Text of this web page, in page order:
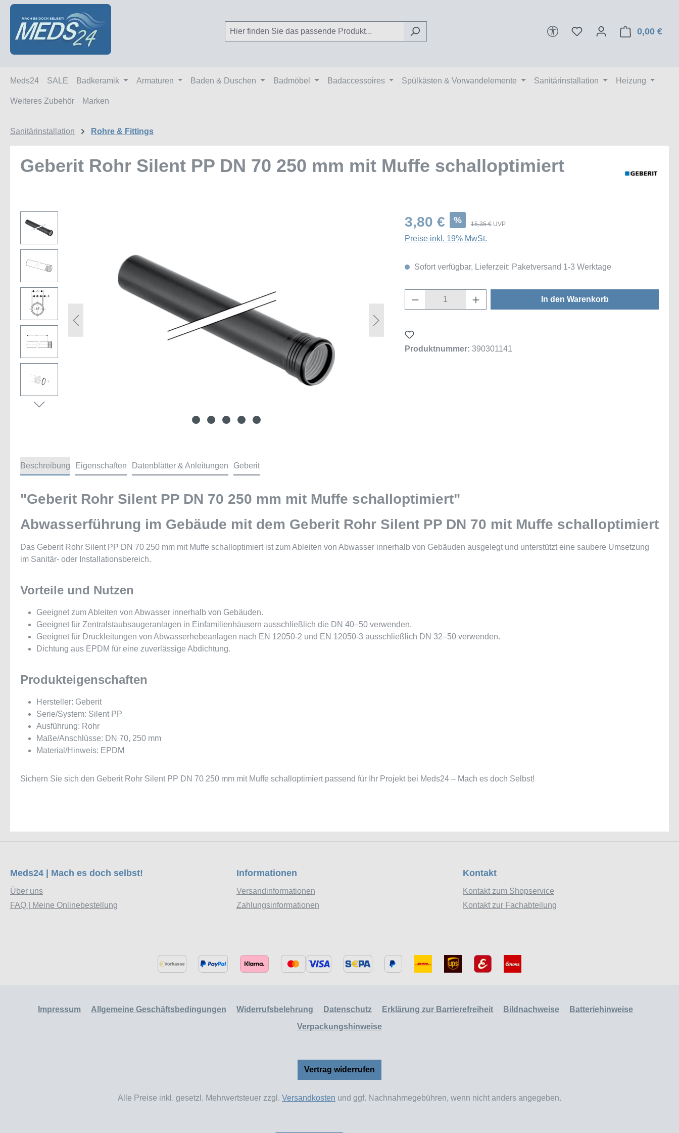
Hauptinhalt springen
Zur Suche springen
Zur Hauptnavigation springen
Werkzeugleiste anzeigen
0,00 €
Meds24 SALE Badkeramik Armaturen Baden & Duschen Badmöbel Badaccessoires Spülkästen & Vorwandelemente Sanitärinstallation Heizung
Weiteres Zubehör Marken
Sanitärinstallation Rohre & Fittings
Geberit Rohr Silent PP DN 70 250 mm mit Muffe schalloptimiert
3,80 € % 15,35 € UVP
Preise inkl. 19% MwSt.
Sofort verfügbar, Lieferzeit: Paketversand 1-3 Werktage
Produkt Anzahl: Gib den gewünschten Wert ein
In den Warenkorb
Produktnummer: 390301141
Beschreibung Eigenschaften Datenblätter & Anleitungen Geberit
"Geberit Rohr Silent PP DN 70 250 mm mit Muffe schalloptimiert"
Abwasserführung im Gebäude mit dem Geberit Rohr Silent PP DN 70 mit Muffe schalloptimiert
Das Geberit Rohr Silent PP DN 70 250 mm mit Muffe schalloptimiert ist zum Ableiten von Abwasser innerhalb von Gebäuden ausgelegt und unterstützt eine saubere Umsetzung
im Sanitär- oder Installationsbereich.
Vorteile und Nutzen
Geeignet zum Ableiten von Abwasser innerhalb von Gebäuden.
Geeignet für Zentralstaubsaugeranlagen in Einfamilienhäusern ausschließlich die DN 40–50 verwenden.
Geeignet für Druckleitungen von Abwasserhebeanlagen nach EN 12050-2 und EN 12050-3 ausschließlich DN 32–50 verwenden.
Dichtung aus EPDM für eine zuverlässige Abdichtung.
Produkteigenschaften
Hersteller: Geberit
Serie/System: Silent PP
Ausführung: Rohr
Maße/Anschlüsse: DN 70, 250 mm
Material/Hinweis: EPDM
Sichern Sie sich den Geberit Rohr Silent PP DN 70 250 mm mit Muffe schalloptimiert passend für Ihr Projekt bei Meds24 – Mach es doch Selbst!
Meds24 | Mach es doch selbst!
Über uns
FAQ | Meine Onlinebestellung
Informationen
Versandinformationen
Zahlungsinformationen
Kontakt
Kontakt zum Shopservice
Kontakt zur Fachabteilung
Impressum Allgemeine Geschäftsbedingungen Widerrufsbelehrung Datenschutz Erklärung zur Barrierefreiheit Bildnachweise
Batteriehinweise
Verpackungshinweise
Vertrag widerrufen
Alle Preise inkl. gesetzl. Mehrwertsteuer zzgl. Versandkosten und ggf. Nachnahmegebühren, wenn nicht anders angegeben.